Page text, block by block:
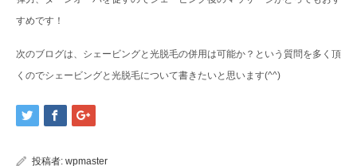
すめです！
次のブログは、シェービングと光脱毛の併用は可能か？という質問を多く頂
くのでシェービングと光脱毛について書きたいと思います(^^)
投稿者: wpmaster